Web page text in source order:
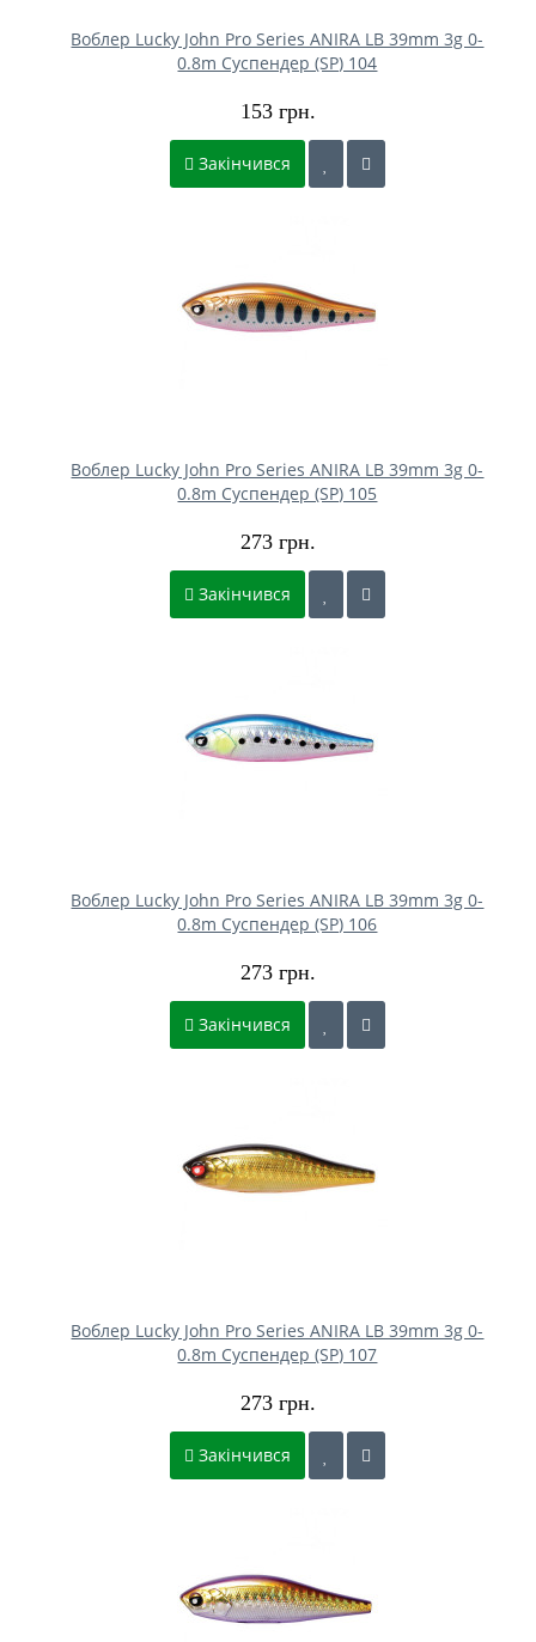
Воблер Lucky John Pro Series ANIRA LB 39mm 3g 0-
0.8m Cуспендер (SP) 104
153 грн.
Закінчився
Воблер Lucky John Pro Series ANIRA LB 39mm 3g 0-
0.8m Cуспендер (SP) 105
273 грн.
Закінчився
Воблер Lucky John Pro Series ANIRA LB 39mm 3g 0-
0.8m Cуспендер (SP) 106
273 грн.
Закінчився
Воблер Lucky John Pro Series ANIRA LB 39mm 3g 0-
0.8m Cуспендер (SP) 107
273 грн.
Закінчився